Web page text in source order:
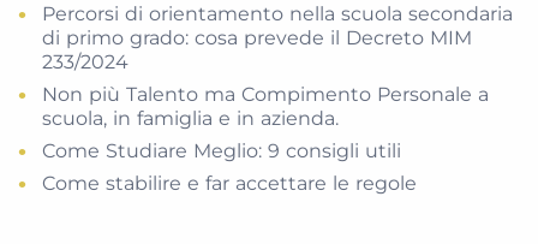
Percorsi di orientamento nella scuola secondaria
di primo grado: cosa prevede il Decreto MIM
233/2024
Non più Talento ma Compimento Personale a
scuola, in famiglia e in azienda.
Come Studiare Meglio: 9 consigli utili
Come stabilire e far accettare le regole